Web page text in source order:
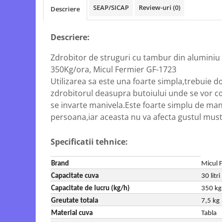
Casa si Gradina
Curatare pavaj
Echipamente pentru atelier
Grill-uri si gratare
Unelte pentru gradina
Accesorii drujbe
Drujbe cu acumulator
Drujbe electrice
Drujbe pe benzina
Bormasini cu coloana
Masini de cusut saci
Masini de frezat
Suflanta pentru frunze
Scule de mana
Capsatoare electrice
Diverse scule de mana
Scule multifuncționale
Telemetre Digitale
Aparate de sudura
Accesorii aparate sudura
Aparate de sudura cu plasma
Descriere SEAP/SICAP Review-uri (0)
Descriere:
Zdrobitor de struguri cu tambur din aluminiu
350Kg/ora, Micul Fermier GF-1723
Utilizarea sa este una foarte simpla,trebuie
zdrobitorul deasupra butoiului unde se vor
se invarte manivela.Este foarte simplu de
persoana,iar aceasta nu va afecta gustul
Specificatii tehnice:
Brand
Micul
Capacitate cuva
30 litri
Capacitate de lucru (kg/h)
350
Greutate totala
7,5 kg
Material cuva
Tabla